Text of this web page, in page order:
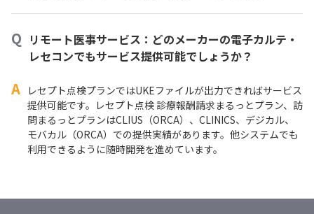
Q リモート医事サービス：どのメーカーの電子カルテ・
レセコンでもサービス提供可能でしょうか？
A
レセプト点検プランではUKEファイルが出力できればサービス
提供可能です。レセプト点検 診療報酬請求まるっとプラン、訪
問まるっとプランはCLIUS（ORCA）、CLINICS、デジカル、
モバカル（ORCA）での提供実績があります。他システムでも
利用できるように随時開発を進めています。